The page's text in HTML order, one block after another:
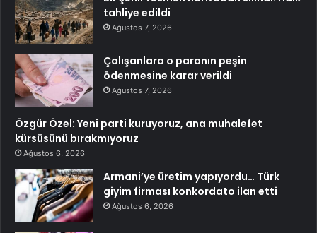
tahliye edildi
Ağustos 7, 2026
Çalışanlara o paranın peşin
ödenmesine karar verildi
Ağustos 7, 2026
Özgür Özel: Yeni parti kuruyoruz, ana muhalefet
kürsüsünü bırakmıyoruz
Ağustos 6, 2026
Armani’ye üretim yapıyordu… Türk
giyim firması konkordato ilan etti
Ağustos 6, 2026